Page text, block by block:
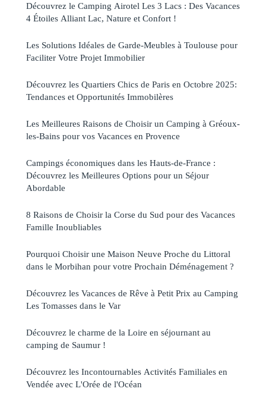
Découvrez le Camping Airotel Les 3 Lacs : Des Vacances
4 Étoiles Alliant Lac, Nature et Confort !
Les Solutions Idéales de Garde-Meubles à Toulouse pour
Faciliter Votre Projet Immobilier
Découvrez les Quartiers Chics de Paris en Octobre 2025:
Tendances et Opportunités Immobilères
Les Meilleures Raisons de Choisir un Camping à Gréoux-
les-Bains pour vos Vacances en Provence
Campings économiques dans les Hauts-de-France :
Découvrez les Meilleures Options pour un Séjour
Abordable
8 Raisons de Choisir la Corse du Sud pour des Vacances
Famille Inoubliables
Pourquoi Choisir une Maison Neuve Proche du Littoral
dans le Morbihan pour votre Prochain Déménagement ?
Découvrez les Vacances de Rêve à Petit Prix au Camping
Les Tomasses dans le Var
Découvrez le charme de la Loire en séjournant au
camping de Saumur !
Découvrez les Incontournables Activités Familiales en
Vendée avec L'Orée de l'Océan